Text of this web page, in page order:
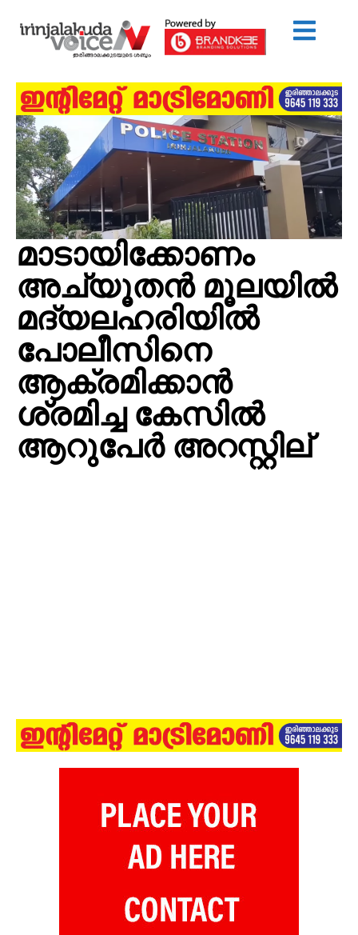
മാടായിക്കോണം
അച്യൂതന്‍ മൂലയില്‍
മദ്യലഹരിയില്‍
പോലീസിനെ
ആക്രമിക്കാന്‍
ശ്രമിച്ച കേസില്‍
ആറുപേര്‍ അറസ്റ്റില്